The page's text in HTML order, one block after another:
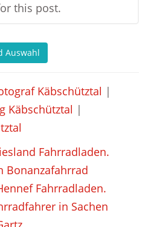
this post.
Auswahl
Käbschütztal |
Käbschütztal |
Fahrradladen.
Bonanzafahrrad
Fahrradladen.
in Sachen